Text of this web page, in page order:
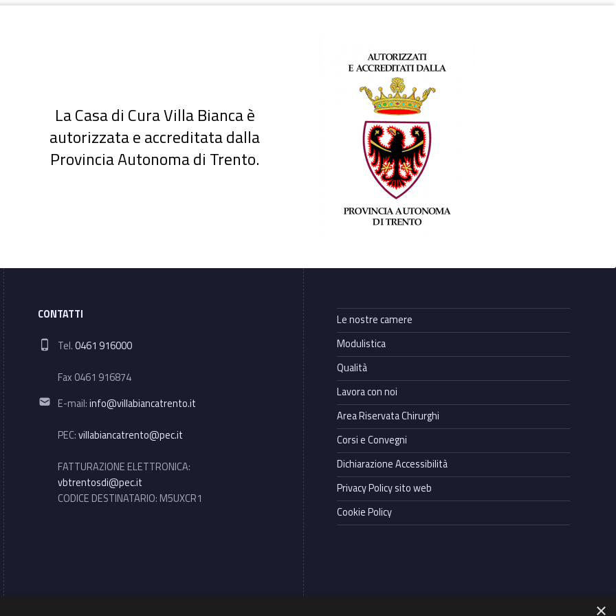
La Casa di Cura Villa Bianca è
autorizzata e accreditata dalla
Provincia Autonoma di Trento.
CONTATTI
Phone number:
Tel.0461 916000
Fax 0461 916874
Email address:
E-mail:info@villabiancatrento.it
PEC:villabiancatrento@pec.it
FATTURAZIONE ELETTRONICA:
vbtrentosdi@pec.it
CODICE DESTINATARIO: M5UXCR1
Le nostre camere
Modulistica
Qualità
Lavora con noi
Area Riservata Chirurghi
Corsi e Convegni
Dichiarazione Accessibilità
Privacy Policy sito web
Cookie Policy
×